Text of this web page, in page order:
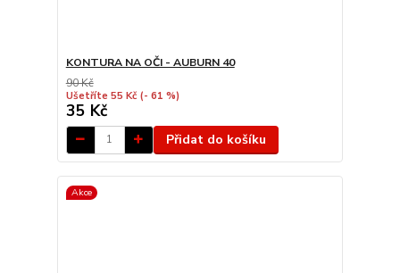
KONTURA NA OČI - AUBURN 40
90 Kč
Ušetříte 55 Kč (- 61 %)
35 Kč
Přidat do košíku
Akce